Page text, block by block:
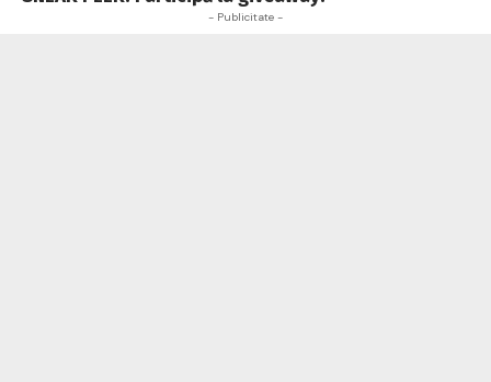
- Publicitate -